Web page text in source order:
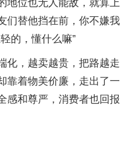
地位也无人能敌，就算上
们替他挡在前，你不嫌我
的，懂什么嘛”
化，越卖越贵，把路越走
靠着物美价廉，走出了一
感和尊严，消费者也回报